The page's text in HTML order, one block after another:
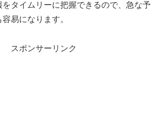
をタイムリーに把握できるので、急な予
易になります。
スポンサーリンク